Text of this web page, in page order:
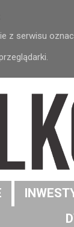
z serwisu